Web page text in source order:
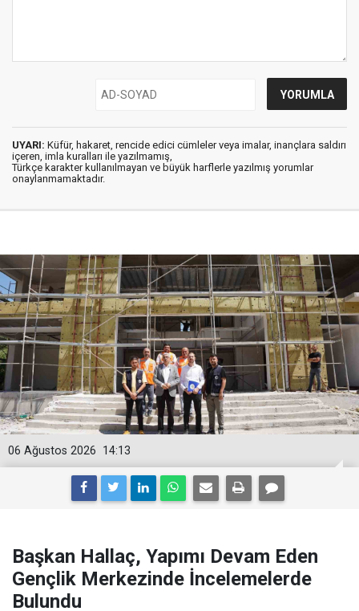
UYARI: Küfür, hakaret, rencide edici cümleler veya imalar, inançlara saldırı
içeren, imla kuralları ile yazılmamış,
Türkçe karakter kullanılmayan ve büyük harflerle yazılmış yorumlar
onaylanmamaktadır.
14:13
06 Ağustos 2026
Başkan Hallaç, Yapımı Devam Eden
Gençlik Merkezinde İncelemelerde
Bulundu